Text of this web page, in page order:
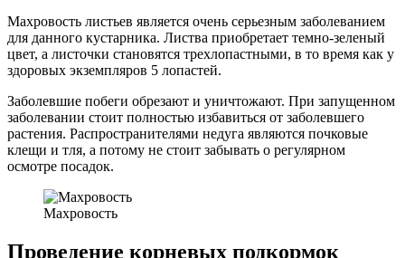
Махровость листьев является очень серьезным заболеванием
для данного кустарника. Листва приобретает темно-зеленый
цвет, а листочки становятся трехлопастными, в то время как у
здоровых экземпляров 5 лопастей.
Заболевшие побеги обрезают и уничтожают. При запущенном
заболевании стоит полностью избавиться от заболевшего
растения. Распространителями недуга являются почковые
клещи и тля, а потому не стоит забывать о регулярном
осмотре посадок.
Махровость
Проведение корневых подкормок